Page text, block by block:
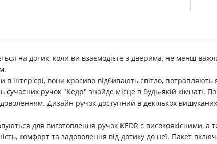
на дотик, коли ви взаємодієте з дверима, не менш
інтер'єрі, вони красиво відбивають світло, потрапляють
ручок "Кедр" знайде місце в будь-якій кімнаті.
Дизайн ручок доступний в декількох
для виготовлення ручок KEDR є високоякісними,
комфорт та задоволення від дотику до неї. Пакет